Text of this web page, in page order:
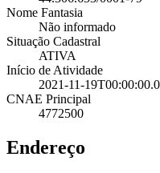
Nome Fantasia
Não informado
Situação Cadastral
ATIVA
Início de Atividade
2021-11-
CNAE Principal
4772500
Endereço